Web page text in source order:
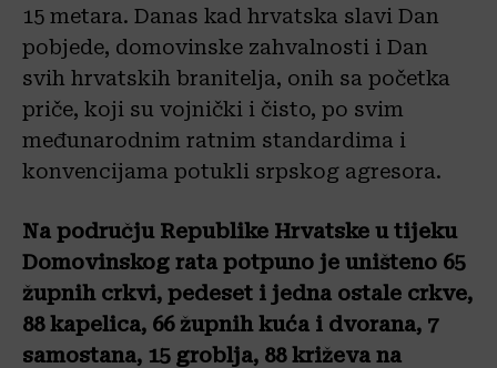
15 metara. Danas kad hrvatska slavi Dan
pobjede, domovinske zahvalnosti i Dan
svih hrvatskih branitelja, onih sa početka
priče, koji su vojnički i čisto, po svim
međunarodnim ratnim standardima i
konvencijama potukli srpskog agresora.
Na području Republike Hrvatske u tijeku
Domovinskog rata potpuno je uništeno 65
župnih crkvi, pedeset i jedna ostale crkve,
88 kapelica, 66 župnih kuća i dvorana, 7
samostana, 15 groblja, 88 križeva na